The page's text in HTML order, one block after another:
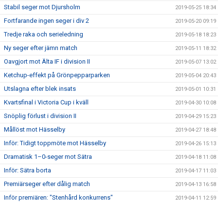
Stabil seger mot Djursholm 2019-05-25 18:34
Fortfarande ingen seger i div 2 2019-05-20 09:19
Tredje raka och serieledning 2019-05-18 18:23
Ny seger efter jämn match 2019-05-11 18:32
Oavgjort mot Älta IF i division II 2019-05-07 13:02
Ketchup-effekt på Grönpepparparken 2019-05-04 20:43
Utslagna efter blek insats 2019-05-01 10:31
Kvartsfinal i Victoria Cup i kväll 2019-04-30 10:08
Snöplig förlust i division II 2019-04-29 15:23
Mållöst mot Hässelby 2019-04-27 18:48
Inför: Tidigt toppmöte mot Hässelby 2019-04-26 15:13
Dramatisk 1–0-seger mot Sätra 2019-04-18 11:08
Inför: Sätra borta 2019-04-17 11:03
Premiärseger efter dålig match 2019-04-13 16:58
Inför premiären: "Stenhård konkurrens" 2019-04-11 12:59